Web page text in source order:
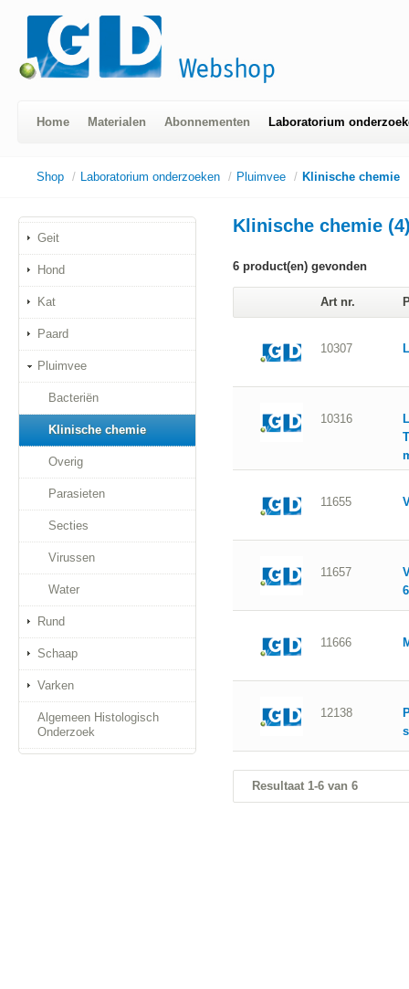
Home Materialen Abonnementen Laboratorium
Shop / Laboratorium onderzoeken / Pluimvee / Klinische chemie
Geit
Hond
Kat
Paard
Pluimvee
Bacteriën
Klinische chemie
Overig
Parasieten
Secties
Virussen
Water
Rund
Schaap
Varken
Algemeen Histologisch
Onderzoek
Klinische chemie
6 product(en) gevonden
Art nr.
10307
10316
11655
11657
6
11666
12138
Resultaat 1-6 van 6